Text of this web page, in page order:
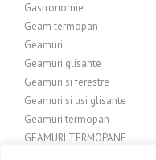
Gastronomie
Geam termopan
Geamuri
Geamuri glisante
Geamuri si ferestre
Geamuri si usi glisante
Geamuri termopan
GEAMURI TERMOPANE